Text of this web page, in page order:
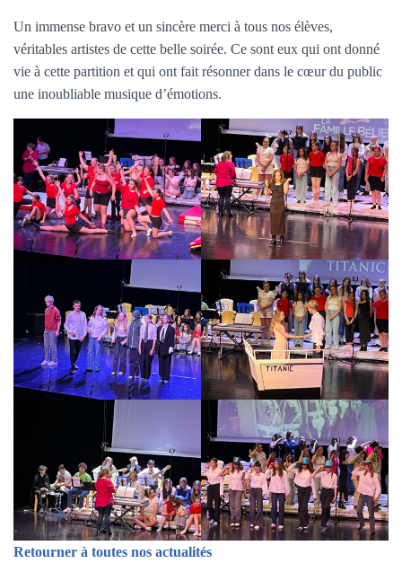
Un immense bravo et un sincère merci à tous nos élèves,
véritables artistes de cette belle soirée. Ce sont eux qui ont donné
vie à cette partition et qui ont fait résonner dans le cœur du public
une inoubliable musique d’émotions.
Retourner à toutes nos actualités